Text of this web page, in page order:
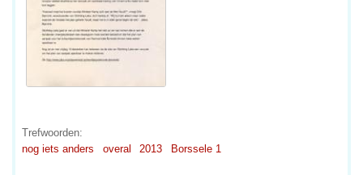
Trefwoorden:
nog iets anders
overal 2013 Borssele 1